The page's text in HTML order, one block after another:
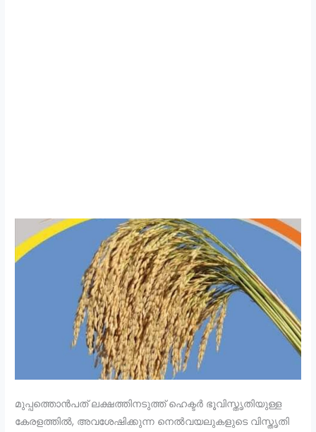
മുപ്പത്തൊൻപത് ലക്ഷത്തിനടുത്ത് ഹെക്ടർ ഭൂവിസ്തൃതിയുള്ള
കേരളത്തിൽ, അവശേഷിക്കുന്ന നെൽവയലുകളുടെ വിസ്തൃതി